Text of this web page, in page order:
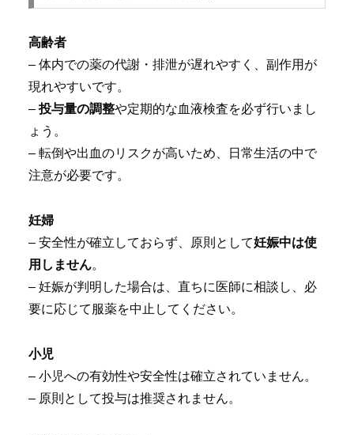
高齢者
– 体内での薬の代謝・排泄が遅れやすく、副作用が
現れやすいです。
–投与量の調整や定期的な血液検査を必ず行いまし
ょう。
– 転倒や出血のリスクが高いため、日常生活の中で
注意が必要です。
妊婦
– 安全性が確立しておらず、原則として妊娠中は使
用しません。
– 妊娠が判明した場合は、直ちに医師に相談し、必
要に応じて服薬を中止してください。
小児
– 小児への有効性や安全性は確立されていません。
– 原則として投与は推奨されません。